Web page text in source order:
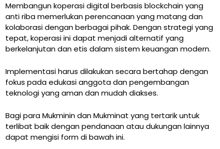
Membangun koperasi digital berbasis blockchain yang
anti riba memerlukan perencanaan yang matang dan
kolaborasi dengan berbagai pihak. Dengan strategi yang
tepat, koperasi ini dapat menjadi alternatif yang
berkelanjutan dan etis dalam sistem keuangan modern.
Implementasi harus dilakukan secara bertahap dengan
fokus pada edukasi anggota dan pengembangan
teknologi yang aman dan mudah diakses.
Bagi para Mukminin dan Mukminat yang tertarik untuk
terlibat baik dengan pendanaan atau dukungan lainnya
dapat mengisi form di bawah ini.